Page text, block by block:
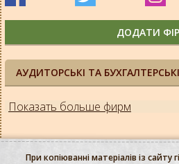
АУДИТОРСЬКІ ТА
Показать больше фирм
ДОДАТИ
При копіюванні матеріалів із сайту